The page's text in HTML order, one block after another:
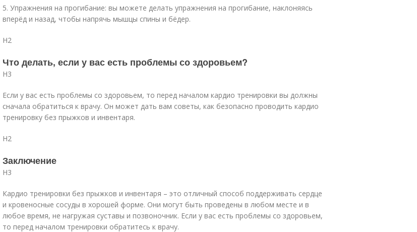
5. Упражнения на прогибание: вы можете делать упражнения на прогибание, наклоняясь
вперёд и назад, чтобы напрячь мышцы спины и бёдер.
H2
Что делать, если у вас есть проблемы со здоровьем?
H3
Если у вас есть проблемы со здоровьем, то перед началом кардио тренировки вы должны
сначала обратиться к врачу. Он может дать вам советы, как безопасно проводить кардио
тренировку без прыжков и инвентаря.
H2
Заключение
H3
Кардио тренировки без прыжков и инвентаря – это отличный способ поддерживать сердце
и кровеносные сосуды в хорошей форме. Они могут быть проведены в любом месте и в
любое время, не нагружая суставы и позвоночник. Если у вас есть проблемы со здоровьем,
то перед началом тренировки обратитесь к врачу.